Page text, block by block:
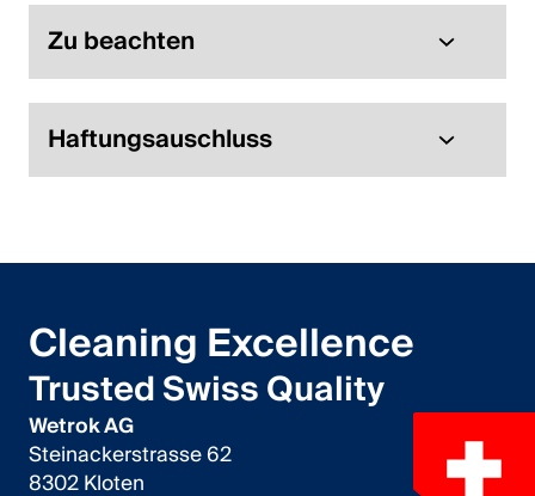
Zu beachten
Haftungsauschluss
Cleaning Excellence
Trusted Swiss Quality
Wetrok AG
Steinackerstrasse 62
8302 Kloten